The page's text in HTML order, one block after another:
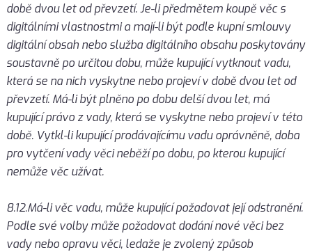
době dvou let od převzetí. Je-li předmětem koupě věc s
digitálními vlastnostmi a mají-li být podle kupní smlouvy
digitální obsah nebo služba digitálního obsahu poskytovány
soustavně po určitou dobu, může kupující vytknout vadu,
která se na nich vyskytne nebo projeví v době dvou let od
převzetí. Má-li být plněno po dobu delší dvou let, má
kupující právo z vady, která se vyskytne nebo projeví v této
době. Vytkl-li kupující prodávajícímu vadu oprávněně, doba
pro vytčení vady věci neběží po dobu, po kterou kupující
nemůže věc užívat.
8.12.Má-li věc vadu, může kupující požadovat její odstranění.
Podle své volby může požadovat dodání nové věci bez
vady nebo opravu věci, ledaže je zvolený způsob